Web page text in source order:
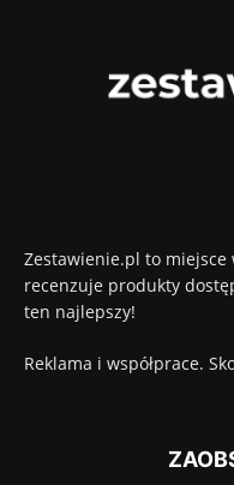
Zestawienie.pl to miejsce
recenzuje produkty
ten najlepszy!
Reklama i współprace.